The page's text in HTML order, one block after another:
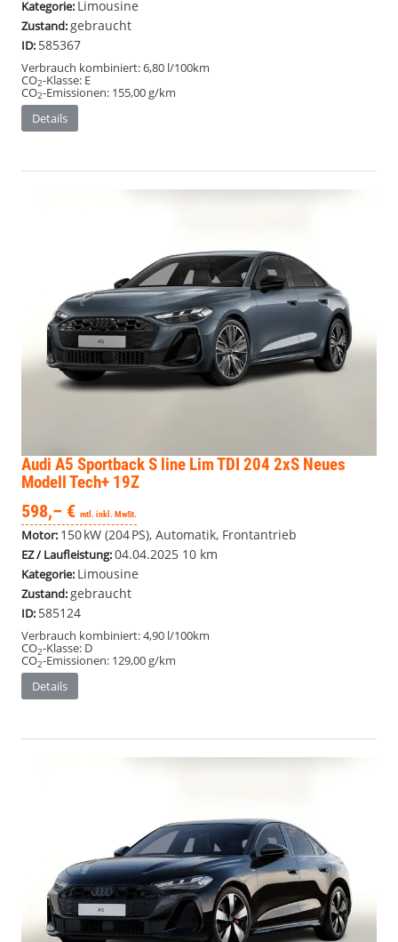
Kategorie: Limousine
Zustand:gebraucht
ID: 585367
Verbrauch kombiniert:6,80 l/100km
CO2-Klasse: E
CO2-Emissionen: 155,00 g/km
Details
Audi A5 SportbackS line Lim TDI 204 2xS Neues
Modell Tech+ 19Z
598,– € mtl. inkl. MwSt.
Motor: 150 kW (204 PS), Automatik, Frontantrieb
EZ / Laufleistung:04.04.2025 10 km
Kategorie: Limousine
Zustand:gebraucht
ID: 585124
Verbrauch kombiniert:4,90 l/100km
CO2-Klasse: D
CO2-Emissionen: 129,00 g/km
Details